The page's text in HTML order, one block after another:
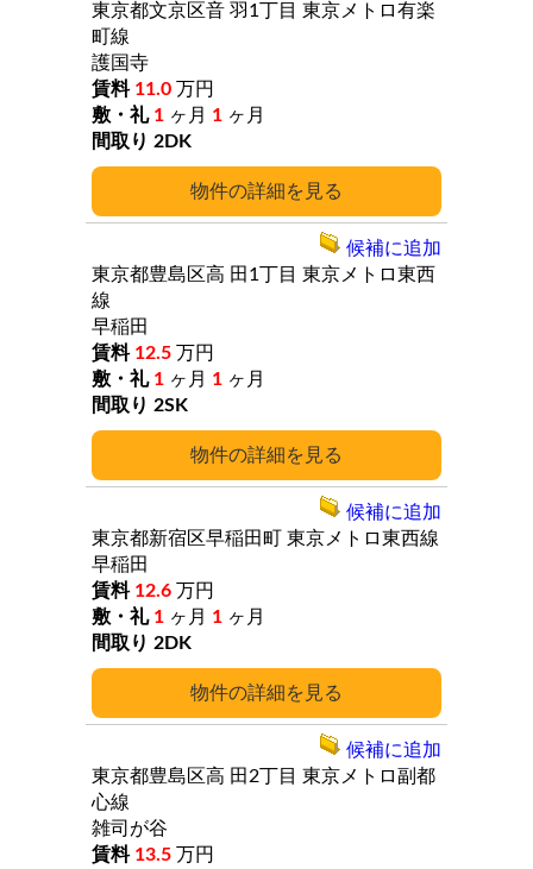
詳細
東京都文京区音 羽1丁目 東京メトロ有楽
町線
護国寺
11.0 万円
1 ヶ月 1 ヶ月
2DK
詳細
東京都豊島区高 田1丁目 東京メトロ東西
線
早稲田
12.5 万円
1 ヶ月 1 ヶ月
2SK
候補に追加
詳細
東京都新宿区早稲田町 東京メトロ東西線
早稲田
12.6 万円
1 ヶ月 1 ヶ月
2DK
候補に追加
東京都豊島区高 田2丁目 東京メトロ副都
心線
雑司が谷
13.5 万円
候補に追加